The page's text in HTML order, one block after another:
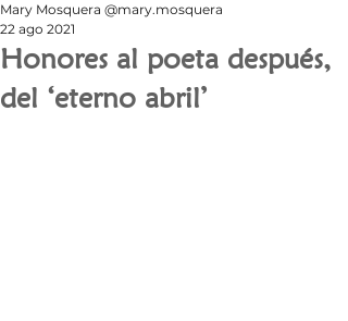
Honores al poeta después,
del ‘eterno abril’
Mary Mosquera @mary.mosquera
22 ago 2021